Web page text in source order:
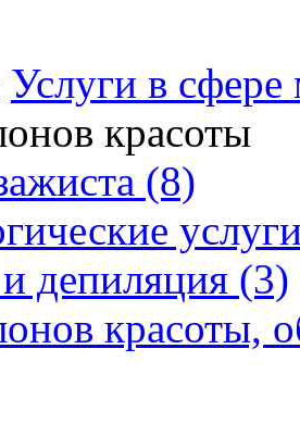
Услуги в
красоты
(8)
депиляция (3)
красоты,